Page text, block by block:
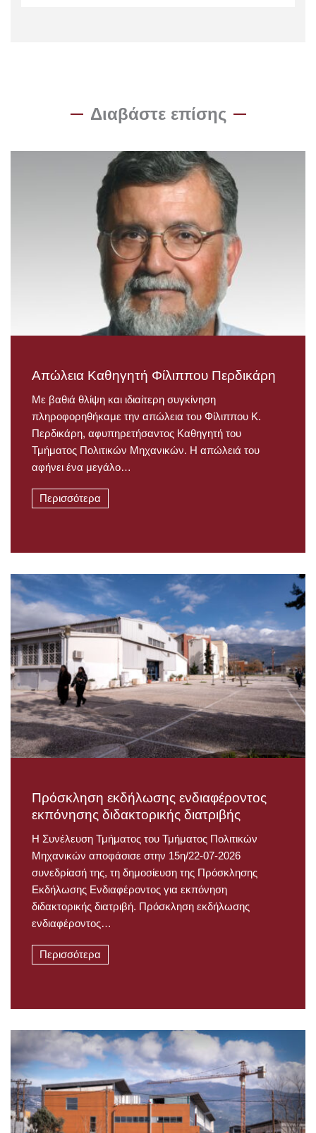
Διαβάστε επίσης
Απώλεια Καθηγητή Φίλιππου Περδικάρη
Με βαθιά θλίψη και ιδιαίτερη συγκίνηση
πληροφορηθήκαμε την απώλεια του Φίλιππου Κ.
Περδικάρη, αφυπηρετήσαντος Καθηγητή του
Τμήματος Πολιτικών Μηχανικών. Η απώλειά του
αφήνει ένα μεγάλο…
Περισσότερα
Πρόσκληση εκδήλωσης ενδιαφέροντος
εκπόνησης διδακτορικής διατριβής
Η Συνέλευση Τμήματος του Τμήματος Πολιτικών
Μηχανικών αποφάσισε στην 15η/22-07-2026
συνεδρίασή της, τη δημοσίευση της Πρόσκλησης
Εκδήλωσης Ενδιαφέροντος για εκπόνηση
διδακτορικής διατριβή. Πρόσκληση εκδήλωσης
ενδιαφέροντος…
Περισσότερα